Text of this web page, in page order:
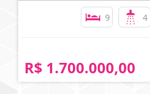
9 4
R$ 1.700.000,00